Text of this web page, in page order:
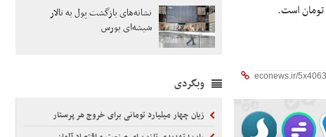
نشانه‌های بازگشت پول به تالار
شیشه‌ای بورس
وبگردی
زیان چهار میلیارد تومانی برای خروج هر پرستار